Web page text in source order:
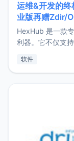
运维&开发的
业版再赠Zdir/
HexHub 是一款
利器。它不仅支
件间频繁切换，
软件